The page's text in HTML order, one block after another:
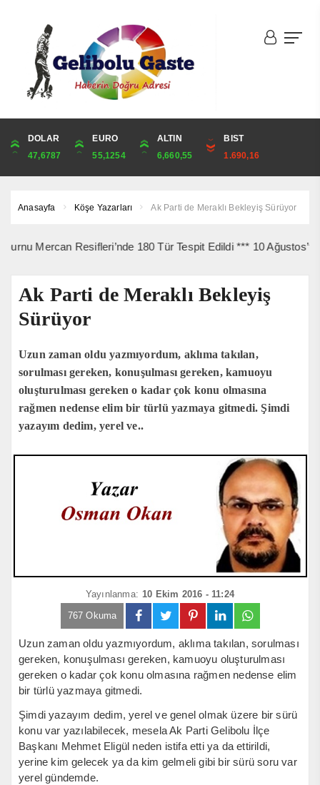
DOLAR
47,6787
EURO
55,1254
ALTIN
6,660,55
BIST
1.690,16
ONS
4,341,81
ALTIN
6,660,55
ÇEYREK
10,889,99
CUMHURİYET
44,750,00
Anasayfa Köşe Yazarları Ak Parti de Meraklı Bekleyiş Sürüyor
Resifleri’nde 180 Tür Tespit Edildi *** 10 Ağustos’ta
Ak Parti de Meraklı Bekleyiş
Sürüyor
Uzun zaman oldu yazmıyordum, aklıma takılan,
sorulması gereken, konuşulması gereken, kamuoyu
oluşturulması gereken o kadar çok konu olmasına
rağmen nedense elim bir türlü yazmaya gitmedi. Şimdi
yazayım dedim, yerel ve..
Yayınlanma: 10 Ekim 2016 - 11:24
767 Okuma
Uzun zaman oldu yazmıyordum, aklıma takılan, sorulması
gereken, konuşulması gereken, kamuoyu oluşturulması
gereken o kadar çok konu olmasına rağmen nedense elim
bir türlü yazmaya gitmedi.
Şimdi yazayım dedim, yerel ve genel olmak üzere bir sürü
konu var yazılabilecek, mesela Ak Parti Gelibolu İlçe
Başkanı Mehmet Eligül neden istifa etti ya da ettirildi,
yerine kim gelecek ya da kim gelmeli gibi bir sürü soru var
yerel gündemde.